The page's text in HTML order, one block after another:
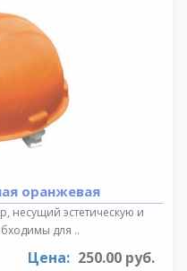
оранжевая
несущий эстетическую и
для ..
Цена: 250.00 руб.